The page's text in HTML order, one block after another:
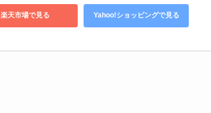
楽天市場で見る Yahoo!ショッピングで見る